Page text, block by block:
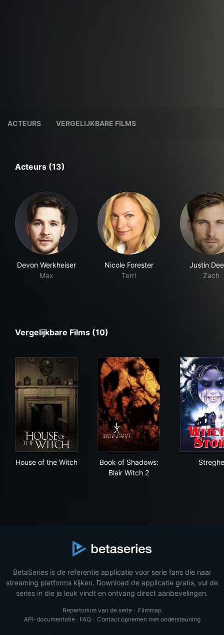
ACTEURS VERGELIJKBARE FILMS
Acteurs (13)
Devon Werkheiser
Max
Nicole Forester
Terri
Justin
Zach
Vergelijkbare Films (10)
House of the Witch
Book of Shadows:
Blair Witch 2
Streghe
BetaSeries is de referentie applicatie voor serie fans die naar
streaming platforms kijken. Download de applicatie gratis, vul de
series in die je leuk vindt en ontvang direct aanbevelingen.
Repertorium van de serie · Filmmap
API-documentatie· FAQ· Contact opnemen met ondersteuning